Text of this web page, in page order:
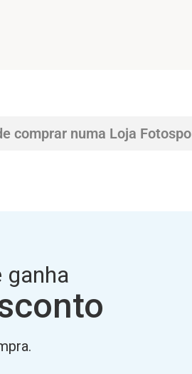
comprar numa Loja
ganha